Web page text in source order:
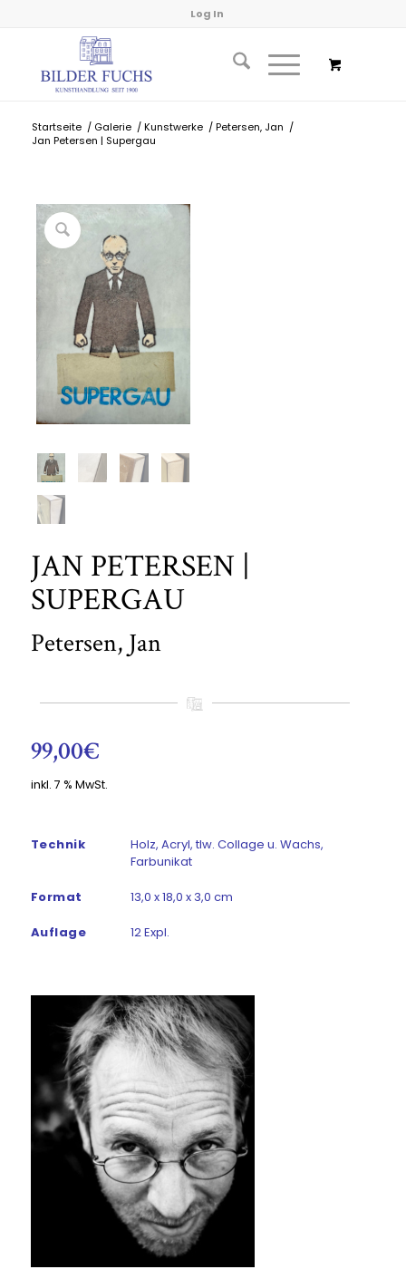
Log In
Startseite / Galerie / Kunstwerke / Petersen, Jan /
Jan Petersen | Supergau
JAN PETERSEN |
SUPERGAU
Petersen, Jan
99,00€
inkl. 7 % MwSt.
Technik
Holz, Acryl, tlw. Collage u. Wachs,
Farbunikat
Format 13,0 x 18,0 x 3,0 cm
Auflage 12 Expl.